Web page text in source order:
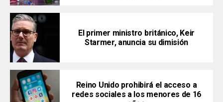
El primer ministro británico, Keir
Starmer, anuncia su dimisión
Reino Unido prohibirá el acceso a
redes sociales a los menores de 16